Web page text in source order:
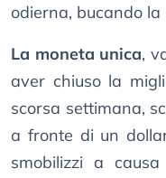
odierna, bucando la
La moneta unica,
aver chiuso la
scorsa settimana,
a fronte di un
smobilizzi a